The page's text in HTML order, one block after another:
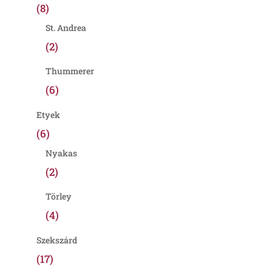
(8)
St. Andrea
(2)
Thummerer
(6)
Etyek
(6)
Nyakas
(2)
Törley
(4)
Szekszárd
(17)